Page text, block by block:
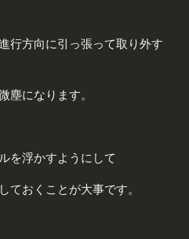
行方向に引っ張って取り外す
塵になります。
を浮かすようにして
ておくことが大事です。